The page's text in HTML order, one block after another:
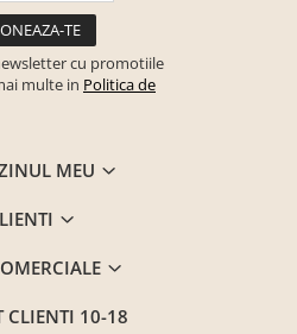
cu promotiile
multe in Politica de
MEU
CLIENTI 10-18